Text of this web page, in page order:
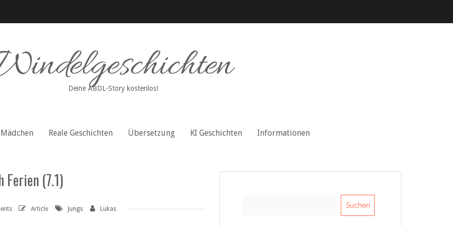
Deine ABDL-Story kostenlos!
Mädchen Reale Geschichten Übersetzung KI Geschichten Informationen
Ferien (7.1)
Article Jungs Lukas